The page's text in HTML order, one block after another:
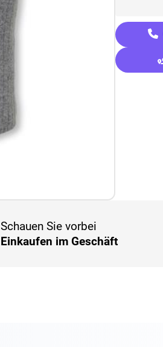
Schauen Sie vorbei
Einkaufen im Geschäft